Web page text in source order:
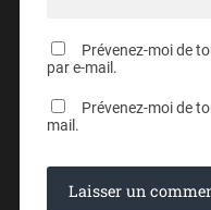
Prévenez-moi de
par e-mail.
Prévenez-moi de
mail.